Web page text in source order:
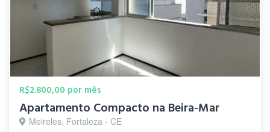
R$2.800,00 por mês
Apartamento Compacto na Beira-Mar
Meireles, Fortaleza - CE